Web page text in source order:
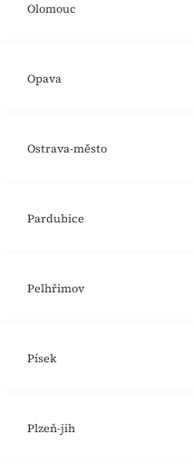
Olomouc
Opava
Ostrava-město
Pardubice
Pelhřimov
Písek
Plzeň-jih